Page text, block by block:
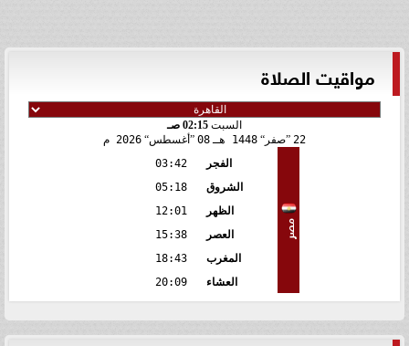
مواقيت الصلاة
السبت 02:15 صـ
22
صفر 1448 هـ 08 أغسطس 2026 م
مصر
الفجر
03:42
الشروق
05:18
الظهر
12:01
العصر
15:38
المغرب
18:43
العشاء
20:09